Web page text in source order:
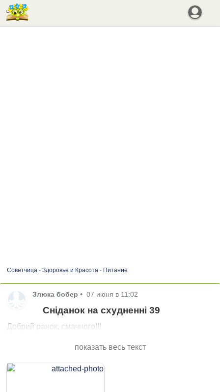
Советчица- Здоровье и Красота- Питание
Злюка бобер • 07 июня в 11:02
Сніданок на схудненні 39
Добрий ранок, смачного!!!
показать весь текст